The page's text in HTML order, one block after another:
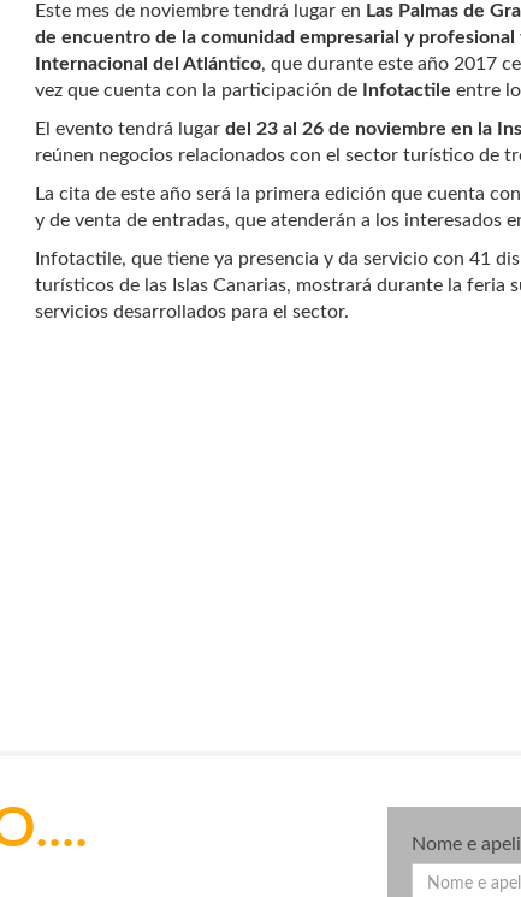
Este mes de noviembre tendrá lugar en Las Palmas de
de encuentro de la comunidad empresarial y
Internacional del Atlántico, que durante este año 2017
vez que cuenta con la participación de
Infotactile entre
El evento tendrá lugar del 23 al 26 de noviembre en la
reúnen negocios relacionados con el sector turístico de
La cita de este año será la primera edición que cuenta
y de venta de entradas, que atenderán a los interesados
Infotactile, que tiene ya presencia y da servicio con 41
turísticos de las Islas Canarias, mostrará durante la feria
servicios desarrollados para el sector.
Nome e